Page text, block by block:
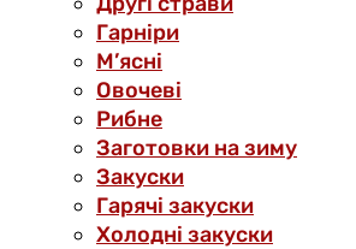
Гарніри
М’ясні
Овочеві
Рибне
Заготовки на зиму
Закуски
Гарячі закуски
Холодні закуски